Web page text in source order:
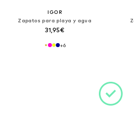
IGOR
Zapatos para playa y agua
31,95€
+6